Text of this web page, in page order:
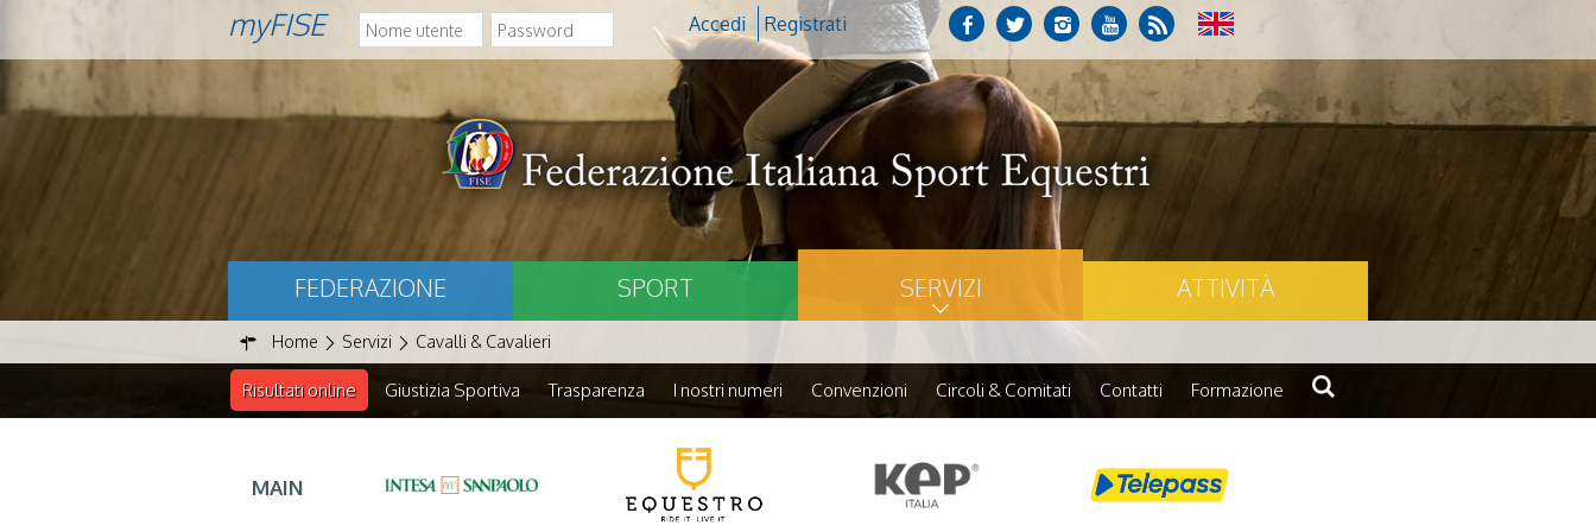
myFISE Accedi Registrati
FEDERAZIONE SPORT SERVIZI ATTIVITÀ
Home Servizi Cavalli & Cavalieri
Risultati online Giustizia Sportiva Trasparenza I nostri numeri Convenzioni Circoli & Comitati Contatti Formazione
MAIN